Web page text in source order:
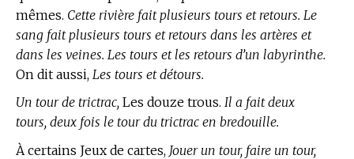
mêmes. Cette rivière fait plusieurs tours et retours. Le
sang fait plusieurs tours et retours dans les artères et
dans les veines. Les tours et les retours d’un labyrinthe.
On dit aussi, Les tours et détours.
Un tour de trictrac, Les douze trous. Il a fait deux
tours, deux fois le tour du trictrac en bredouille.
À certains Jeux de cartes, Jouer un tour, faire un tour,